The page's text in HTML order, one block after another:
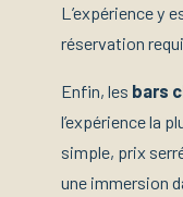
L’expérience y
réservation
Enfin, les bars
l’expérience la
simple, prix
une immersion